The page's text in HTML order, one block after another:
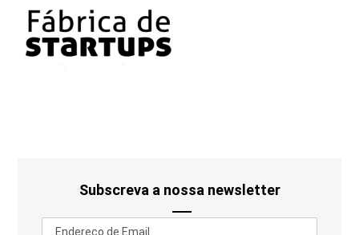
Subscreva a nossa newsletter